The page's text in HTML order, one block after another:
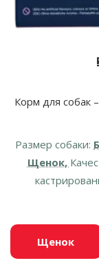
Корм для собак
Размер собаки:
Щенок,
Щенок